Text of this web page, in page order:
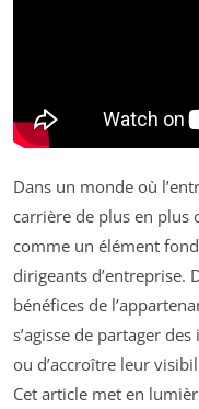
Dans un monde où
carrière de plus en plus
comme un élément
dirigeants d’entreprise.
bénéfices de
s’agisse de partager
ou d’accroître leur
Cet article met en